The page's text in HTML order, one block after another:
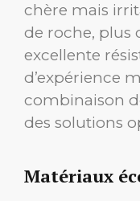
chère mais
de roche, plus
excellente
d’expérience
combinaison
des solutions
Matériaux